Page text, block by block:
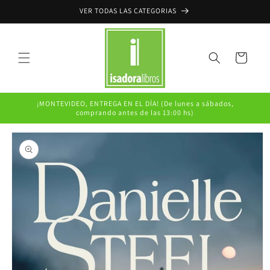
al contenido
VER TODAS LAS CATEGORIAS
Carrito
¡MONTEVIDEO, ENTREGA EN EL DÍA! (De lunes a sábados,
comprando antes de las 13:00 hs)
directamente
a la
información
del producto